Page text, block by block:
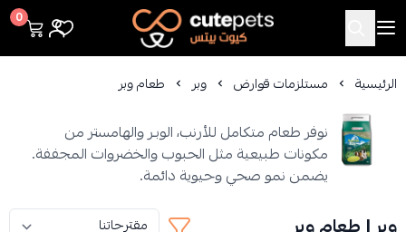
Cutepets
0
الرئيسية مستلزمات قوارض وبر طعام وبر
نوفر طعام متكامل للأرنب، الوبـر والهامستر من
مكونات طبيعية مثل الحبوب والخضروات المجففة.
يضمن نمو صحي وحيوية دائمة.